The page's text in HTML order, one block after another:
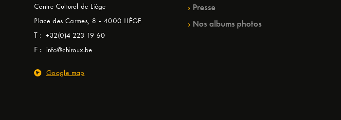
Centre Culturel de Liège
Place des Carmes, 8 - 4000 LIÈGE
T : +32(0)4 223 19 60
E : info@chiroux.be
Google map
Presse
Nos albums photos